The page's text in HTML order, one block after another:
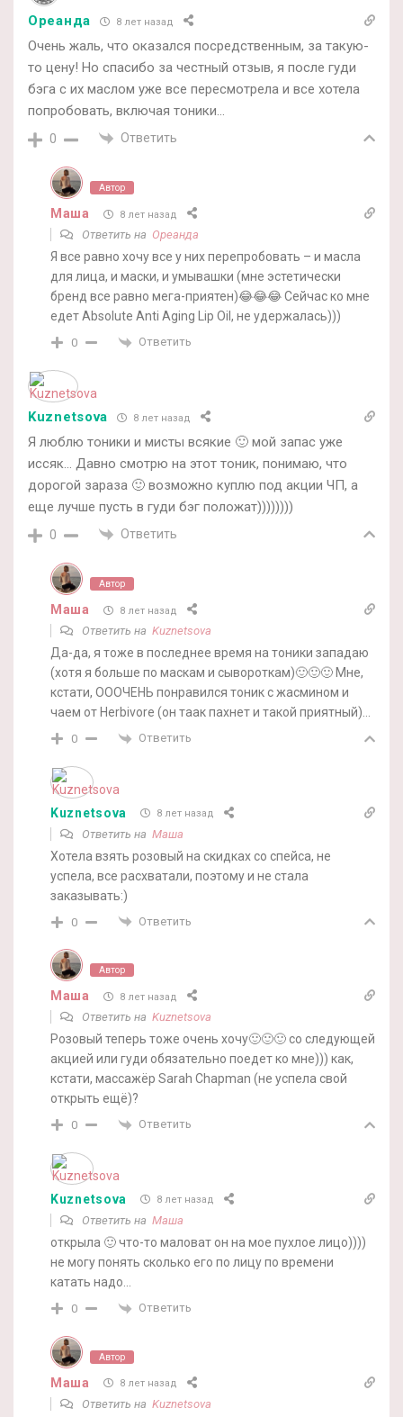
Ореанда 8 лет назад
Очень жаль, что оказался посредственным, за такую-
то цену! Но спасибо за честный отзыв, я после гуди
бэга с их маслом уже все пересмотрела и все хотела
попробовать, включая тоники…
0 Ответить
Автор
Маша 8 лет назад
Ответить на Ореанда
Я все равно хочу все у них перепробовать – и масла
для лица, и маски, и умывашки (мне эстетически
бренд все равно мега-приятен)😂😂😂 Сейчас ко мне
едет Absolute Anti Aging Lip Oil, не удержалась)))
0 Ответить
Kuznetsova 8 лет назад
Я люблю тоники и мисты всякие 🙂 мой запас уже
иссяк… Давно смотрю на этот тоник, понимаю, что
дорогой зараза 🙂 возможно куплю под акции ЧП, а
еще лучше пусть в гуди бэг положат))))))))
0 Ответить
Автор
Маша 8 лет назад
Ответить на Kuznetsova
Да-да, я тоже в последнее время на тоники западаю
(хотя я больше по маскам и сывороткам)🙂🙂🙂 Мне,
кстати, ОООЧЕНЬ понравился тоник с жасмином и
чаем от Herbivore (он таак пахнет и такой приятный)…
0 Ответить
Kuznetsova 8 лет назад
Ответить на Маша
Хотела взять розовый на скидках со спейса, не
успела, все расхватали, поэтому и не стала
заказывать:)
0 Ответить
Автор
Маша 8 лет назад
Ответить на Kuznetsova
Розовый теперь тоже очень хочу🙂🙂🙂 со следующей
акцией или гуди обязательно поедет ко мне))) как,
кстати, массажёр Sarah Chapman (не успела свой
открыть ещё)?
0 Ответить
Kuznetsova 8 лет назад
Ответить на Маша
открыла 🙂 что-то маловат он на мое пухлое лицо))))
не могу понять сколько его по лицу по времени
катать надо…
0 Ответить
Автор
Маша 8 лет назад
Ответить на Kuznetsova